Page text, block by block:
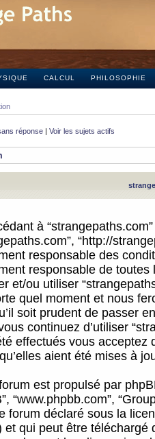
CALCUL PHILOSOPHIE
réponse | Voir les sujets actifs
à
“http://
responsable des
responsable de
et/ou utiliser
quel moment et nous
soit prudent de passer
continuez d’utiliser
effectués vous acceptez
aient été mises à
est propulsé par
“www.phpbb.com”,
forum déclaré sous la
et qui peut être téléchargé